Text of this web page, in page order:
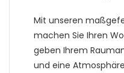
Mit unseren
machen Sie Ihren
geben Ihrem
und eine